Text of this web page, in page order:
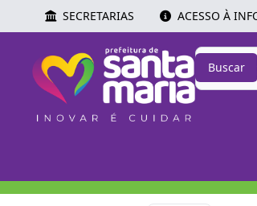
SECRETARIAS ACESSO À
Buscar